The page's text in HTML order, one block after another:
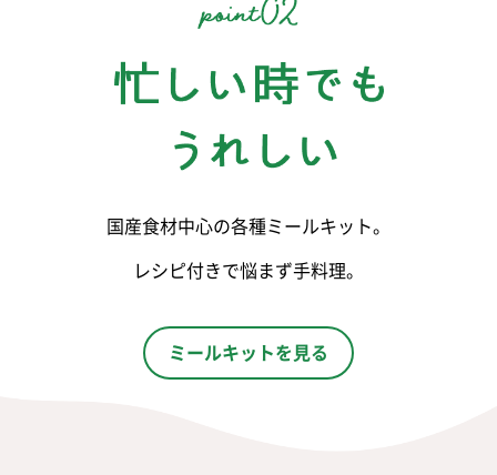
国産食材中心の各種ミールキット。
レシピ付きで悩まず手料理。
ミールキットを見る